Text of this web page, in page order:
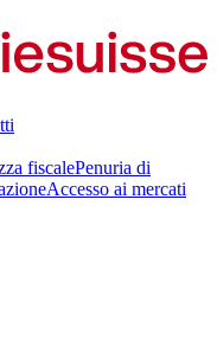
fiscalePenuria di
Accesso ai mercati